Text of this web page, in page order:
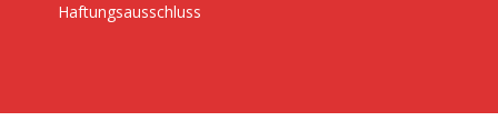
Haftungsausschluss